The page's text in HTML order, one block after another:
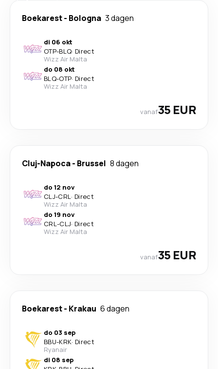
Boekarest- Bologna 3 dagen
di 06 okt
OTP-BLQ· Direct
Wizz Air Malta
do 08 okt
BLQ-OTP· Direct
Wizz Air Malta
vanaf35 EUR
Cluj-Napoca- Brussel 8 dagen
do 12 nov
CLJ-CRL· Direct
Wizz Air Malta
do 19 nov
CRL-CLJ· Direct
Wizz Air Malta
vanaf35 EUR
Boekarest- Krakau 6 dagen
do 03 sep
BBU-KRK· Direct
Ryanair
di 08 sep